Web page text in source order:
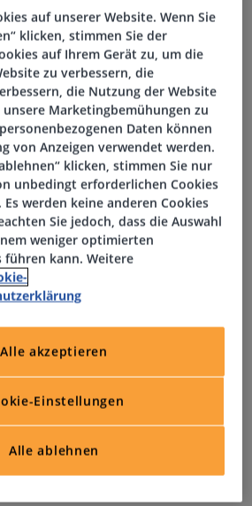
der Einarbeitung durch ein sehr
Team
Finanzbuchhaltung inkl. Kreditoren-
offener Posten
Zahlungsverkehrs
Aufgaben
der Erstellung von Monats-,
Kontenabstimmungen und Klärung
auf unserer Website. Wenn Sie
klicken, stimmen Sie der
auf Ihrem Gerät zu, um die
zu verbessern, die
die Nutzung der Website
Marketingbemühungen zu
Daten können
von Anzeigen verwendet werden.
klicken, stimmen Sie nur
unbedingt erforderlichen Cookies
werden keine anderen Cookies
Sie jedoch, dass die Auswahl
weniger optimierten
führen kann. Weitere
Einstellungen
Alle ablehnen
Alle akzeptieren